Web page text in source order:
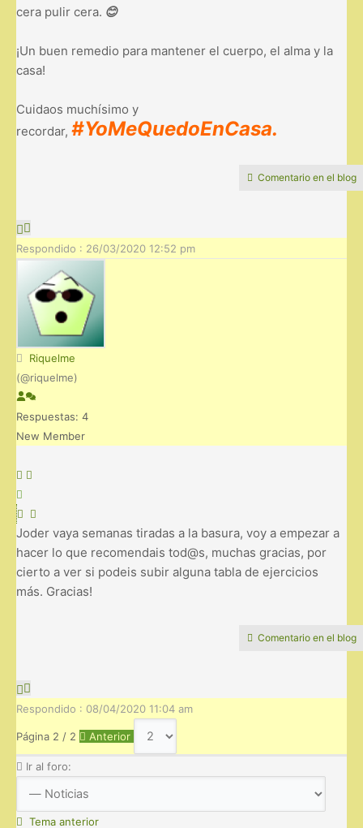
cera pulir cera. 😊
¡Un buen remedio para mantener el cuerpo, el alma y la
casa!
Cuidaos muchísimo y
recordar, #YoMeQuedoEnCasa.
Comentario en el blog
Respondido : 26/03/2020 12:52 pm
Riquelme
(@riquelme)
Respuestas: 4
New Member
Joder vaya semanas tiradas a la basura, voy a empezar a
hacer lo que recomendais tod@s, muchas gracias, por
cierto a ver si podeis subir alguna tabla de ejercicios
más. Gracias!
Comentario en el blog
Respondido : 08/04/2020 11:04 am
Página 2 / 2 Anterior
Ir al foro:
Tema anterior